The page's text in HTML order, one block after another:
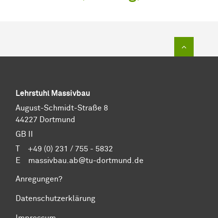
Lehrstuhl Massivbau
August-Schmidt-Straße 8
44227 Dortmund
GB II
T +49 (0) 231 / 755 - 5832
E massivbau.ab@tu-dortmund.de
Anregungen?
Datenschutzerklärung